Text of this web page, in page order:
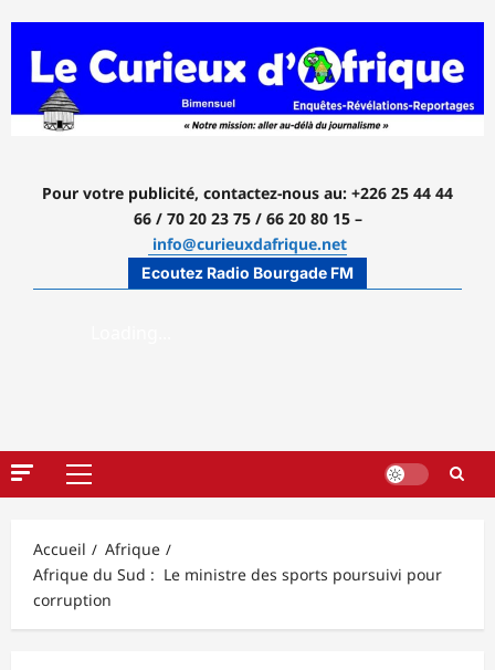
contenu
Pour votre publicité, contactez-nous au: +226 25 44 44
66 / 70 20 23 75 / 66 20 80 15 –
info@curieuxdafrique.net
Ecoutez Radio Bourgade FM
Menu
Accueil
Afrique
Afrique du Sud : Le ministre des sports poursuivi pour
corruption